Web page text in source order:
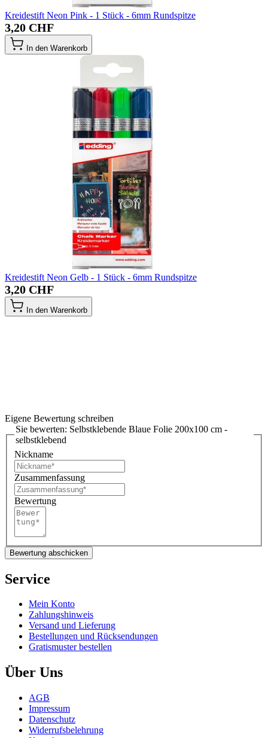
Kreidestift Neon Pink - 1 Stück - 6mm Rundspitze
3,20 CHF
In den Warenkorb
Kreidestift Neon Gelb - 1 Stück - 6mm Rundspitze
3,20 CHF
In den Warenkorb
Eigene Bewertung schreiben
Sie bewerten: Selbstklebende Blaue Folie 200x100 cm -
selbstklebend
Nickname
Zusammenfassung
Bewertung
Bewertung abschicken
Service
Mein Konto
Zahlungshinweis
Versand und Lieferung
Bestellungen und Rücksendungen
Gratismuster bestellen
Über Uns
AGB
Impressum
Datenschutz
Widerrufsbelehrung